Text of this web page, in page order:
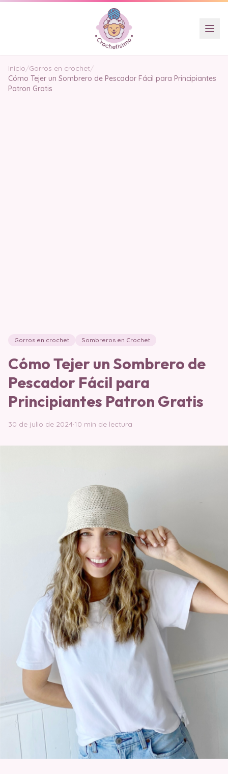
Inicio/Gorros en crochet/
Cómo Tejer un Sombrero de Pescador Fácil para Principiantes
Patron Gratis
Gorros en crochet Sombreros en Crochet
Cómo Tejer un Sombrero de
Pescador Fácil para
Principiantes Patron Gratis
30 de julio de 2024·10 min de lectura